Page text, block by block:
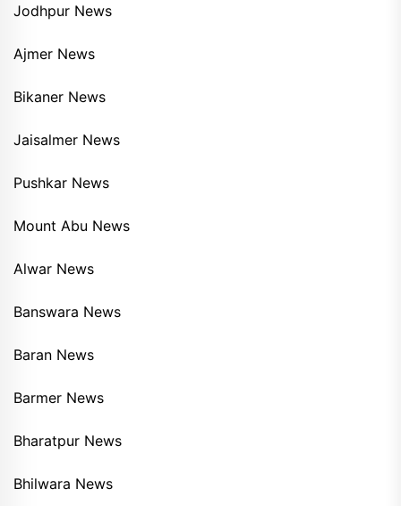
Jodhpur News
Ajmer News
Bikaner News
Jaisalmer News
Pushkar News
Mount Abu News
Alwar News
Banswara News
Baran News
Barmer News
Bharatpur News
Bhilwara News